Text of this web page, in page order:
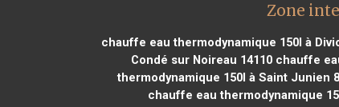
Zone
chauffe eau thermodynamique 150l à
Condé sur Noireau 14110chauffe
thermodynamique 150l à Saint Junien
chauffe eau thermodynamique